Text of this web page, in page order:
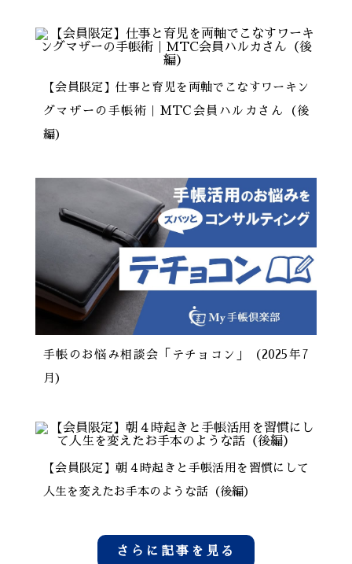
【会員限定】仕事と育児を両軸でこなすワーキン
グマザーの手帳術｜MTC会員ハルカさん（後
編）
手帳のお悩み相談会「テチョコン」（2025年7
月）
【会員限定】朝４時起きと手帳活用を習慣にして
人生を変えたお手本のような話（後編）
さらに記事を見る